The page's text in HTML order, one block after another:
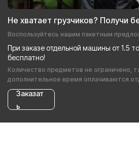
Не хватает грузчиков? Получи
Воспользуйтесь нашим пакетным
При заказе отдельной машины от 1.5
бесплатно!
Количество предметов не ограничено,
дополнительное время оплачиваются
Заказат
ь